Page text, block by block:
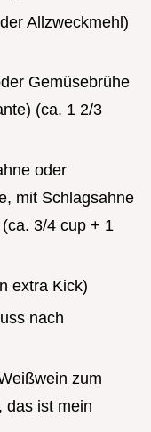
Allzweckmehl)
Gemüsebrühe
(ca. 1 2/3
oder
mit Schlagsahne
3/4 cup + 1
extra Kick)
nach
zum
das ist mein